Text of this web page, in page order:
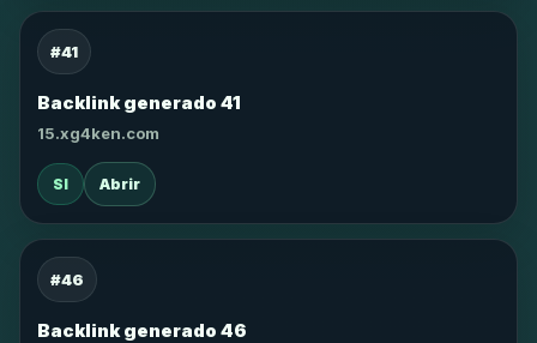
#41
Backlink generado 41
15.xg4ken.com
SI Abrir
#46
Backlink generado 46